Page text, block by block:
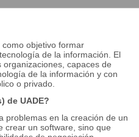
objetivo formar
de la información. El
capaces de
de la información y con
o privado.
de UADE?
problemas en la creación de un
crear un software, sino que